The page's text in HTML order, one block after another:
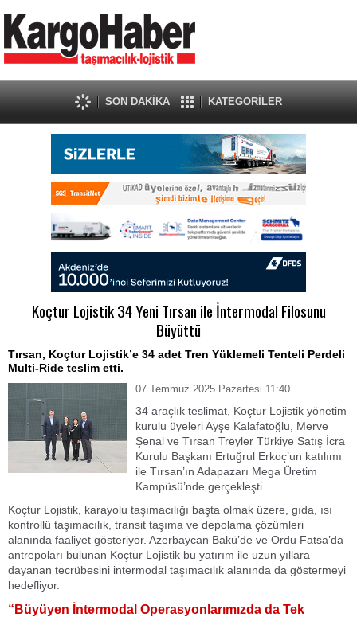
SON DAKİKA KATEGORİLER
Koçtur Lojistik 34 Yeni Tırsan ile İntermodal Filosunu
Büyüttü
Tırsan, Koçtur Lojistik’e 34 adet Tren Yüklemeli Tenteli Perdeli
Multi-Ride teslim etti.
07 Temmuz 2025 Pazartesi 11:40
34 araçlık teslimat, Koçtur Lojistik yönetim
kurulu üyeleri Ayşe Kalafatoğlu, Merve
Şenal ve Tırsan Treyler Türkiye Satış İcra
Kurulu Başkanı Ertuğrul Erkoç’un katılımı
ile Tırsan’ın Adapazarı Mega Üretim
Kampüsü’nde gerçekleşti.
Koçtur Lojistik, karayolu taşımacılığı başta olmak üzere, gıda, ısı
kontrollü taşımacılık, transit taşıma ve depolama çözümleri
alanında faaliyet gösteriyor. Azerbaycan Bakü’de ve Ordu Fatsa’da
antrepoları bulunan Koçtur Lojistik bu yatırım ile uzun yıllara
dayanan tecrübesini intermodal taşımacılık alanında da göstermeyi
hedefliyor.
“Büyüyen İntermodal Operasyonlarımızda da Tek